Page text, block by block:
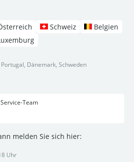
Schweiz
Belgien
Dänemark, Schweden
Team
melden Sie sich hier:
Uhr